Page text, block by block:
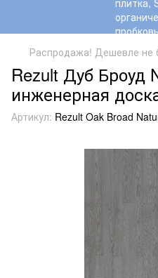
Распродажа! Дешевле не
Rezult Дуб Броуд
инженерная
Артикул: Rezult Oak Broad